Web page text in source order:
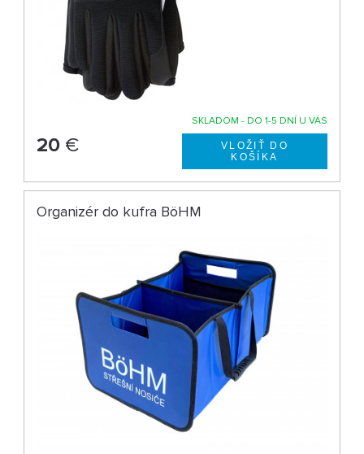
SKLADOM - DO 1-5 DNÍ U VÁS
20 €
Organizér do kufra BöHM